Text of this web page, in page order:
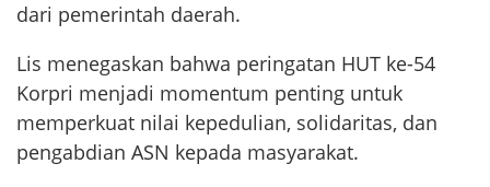
dari pemerintah daerah.
Lis menegaskan bahwa peringatan HUT ke-54
Korpri menjadi momentum penting untuk
memperkuat nilai kepedulian, solidaritas, dan
pengabdian ASN kepada masyarakat.